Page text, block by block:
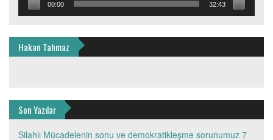
00:00 32:43
Hakan Tahmaz
Son Yazılar
Silahlı Mücadelenin sonu ve demokratikleşme sorunumuz 7